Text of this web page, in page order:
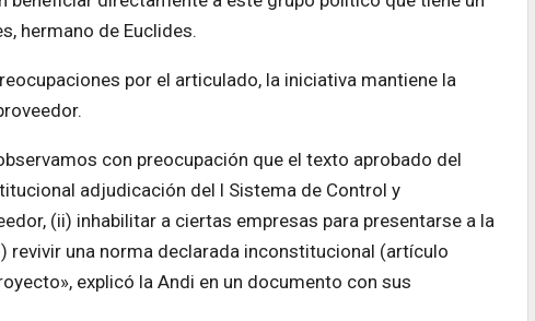
hermano de Euclides.
por el articulado, la iniciativa mantiene la
con preocupación que el texto aprobado del
adjudicación del l Sistema de Control y
(ii) inhabilitar a ciertas empresas para presentarse a la
una norma declarada inconstitucional (artículo
explicó la Andi en un documento con sus